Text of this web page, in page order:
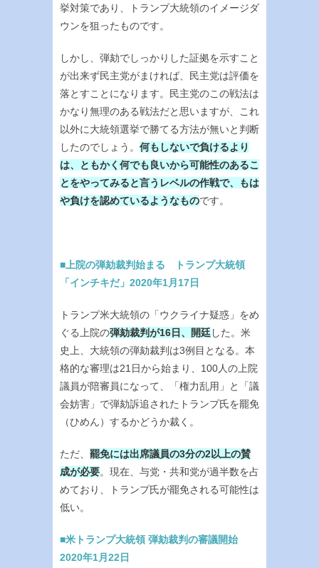
挙対策であり、トランプ大統領のイメージダ
ウンを狙ったものです。
しかし、弾劾でしっかりした証拠を示すこと
が出来ず民主党がまければ、民主党は評価を
落とすことになります。民主党のこの戦法は
かなり無理のある戦法だと思いますが、これ
以外に大統領選挙で勝てる方法が無いと判断
したのでしょう。 何もしないで負けるより
は、ともかく何でも良いから可能性のあるこ
とをやってみると言うレベルの作戦で、もは
や負けを認めているようなものです。
■上院の弾劾裁判始まる トランプ大統領
「インチキだ」2020年1月17日
トランプ米大統領の「ウクライナ疑惑」をめ
ぐる上院の弾劾裁判が16日、開廷した。米
史上、大統領の弾劾裁判は3例目となる。本
格的な審理は21日から始まり、100人の上院
議員が陪審員になって、「権力乱用」と「議
会妨害」で弾劾訴追されたトランプ氏を罷免
（ひめん）するかどうか裁く。
ただ、 罷免には出席議員の3分の2以上の賛
成が必要。現在、与党・共和党が過半数を占
めており、トランプ氏が罷免される可能性は
低い。
■米トランプ大統領 弾劾裁判の審議開始
2020年1月22日